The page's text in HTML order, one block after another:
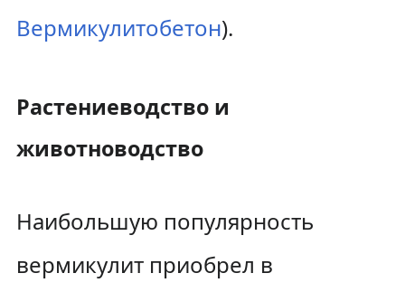
Вермикулитобетон).
Растениеводство и
животноводство
Наибольшую популярность
вермикулит приобрел в